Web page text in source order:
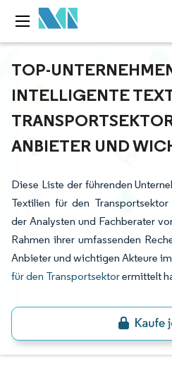
TOP-
INTELLIGENTE
ANBIETER UND
Diese Liste der führenden
Textilien für den
der Analysten und Fachberater
Rahmen ihrer umfassenden
Anbieter und wichtigen Akteure im
für den Transportsektorermittelt